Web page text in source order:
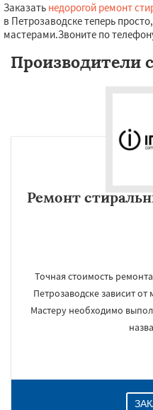
Заказать недорогой ремонт
в Петрозаводске теперь
мастерами.Звоните по
Производители
Ремонт
Точная стоимость
Петрозаводске зависит
Мастеру необходимо